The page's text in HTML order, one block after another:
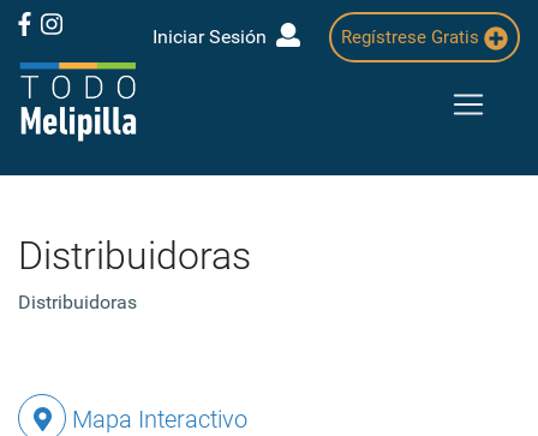
Iniciar Sesión Regístrese Gratis
Distribuidoras
Distribuidoras
Mapa Interactivo